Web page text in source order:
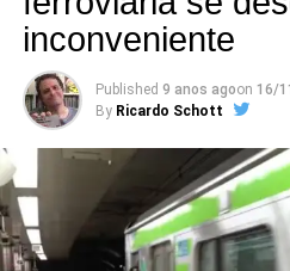
inconveniente
Published 9 anos agoon 16/
By Ricardo Schott